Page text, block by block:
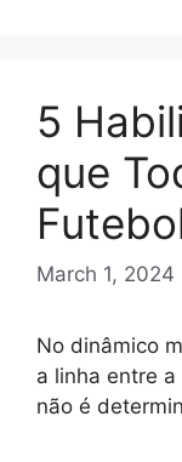
5
que
March 1, 2024
No dinâmico
a linha entre
não é